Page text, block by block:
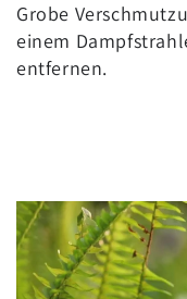
Grobe
einem
entfernen.